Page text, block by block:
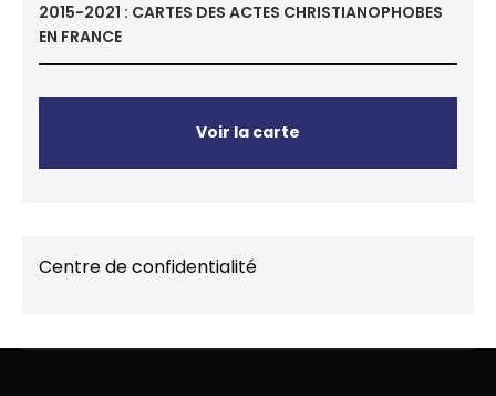
2015-2021 : CARTES DES ACTES CHRISTIANOPHOBES
EN FRANCE
Voir la carte
Centre de confidentialité